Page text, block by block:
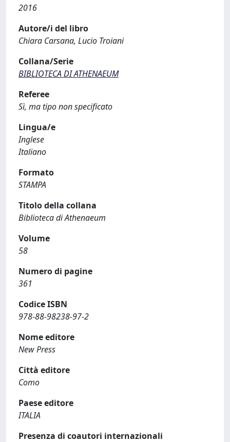
2016
Autore/i del libro
Chiara Carsana, Lucio Troiani
Collana/Serie
BIBLIOTECA DI ATHENAEUM
Referee
Sì, ma tipo non specificato
Lingua/e
Inglese
Italiano
Formato
STAMPA
Titolo della collana
Biblioteca di Athenaeum
Volume
58
Numero di pagine
361
Codice ISBN
978-88-98238-97-2
Nome editore
New Press
Città editore
Como
Paese editore
ITALIA
Presenza di coautori internazionali